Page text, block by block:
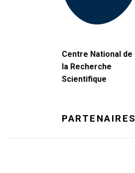
Centre National de
la Recherche
Scientifique
PARTENAIRES